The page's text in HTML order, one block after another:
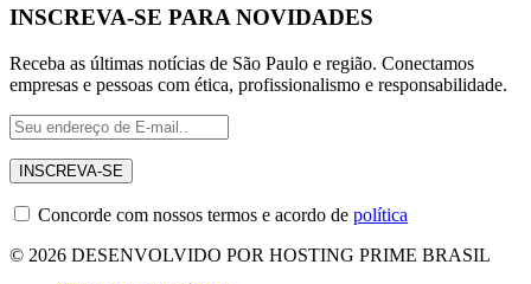
INSCREVA-SE PARA NOVIDADES
Receba as últimas notícias de São Paulo e região. Conectamos
empresas e pessoas com ética, profissionalismo e responsabilidade.
Concorde com nossos termos e acordo de política
© 2026 DESENVOLVIDO POR HOSTING PRIME BRASIL